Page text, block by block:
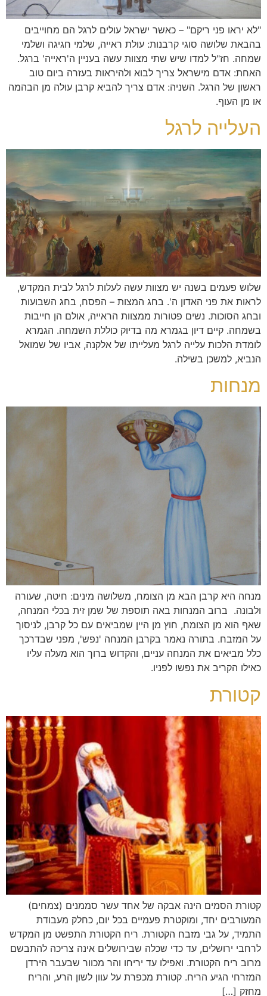
"לא יראו פני ריקם" – כאשר ישראל עולים לרגל הם מחוייבים
בהבאת שלושה סוגי קרבנות: עולת ראייה, שלמי חגיגה ושלמי
שמחה. חז"ל למדו שיש שתי מצוות עשה בעניין ה'ראייה' ברגל.
האחת: אדם מישראל צריך לבוא ולהיראות בעזרה ביום טוב
ראשון של הרגל. השניה: אדם צריך להביא קרבן עולה מן הבהמה
או מן העוף.
העלייה לרגל
שלוש פעמים בשנה יש מצוות עשה לעלות לרגל לבית המקדש,
לראות את פני האדון ה'. בחג המצות – הפסח, בחג השבועות
ובחג הסוכות. נשים פטורות ממצוות הראייה, אולם הן חייבות
בשמחה. קיים דיון בגמרא מה בדיוק כוללת השמחה. הגמרא
לומדת הלכות עלייה לרגל מעלייתו של אלקנה, אביו של שמואל
הנביא, למשכן בשילה.
מנחות
מנחה היא קרבן הבא מן הצומח, משלושה מינים: חיטה, שעורה
ולבונה. ברוב המנחות באה תוספת של שמן זית בכלי המנחה,
שאף הוא מן הצומח, חוץ מן היין שמביאים עם כל קרבן, לניסוך
על המזבח. בתורה נאמר בקרבן המנחה 'נפש', מפני שבדרכך
כלל מביאים את המנחה עניים, והקדוש ברוך הוא מעלה עליו
כאילו הקריב את נפשו לפניו.
קטורת
קטורת הסמים הינה אבקה של אחד עשר סממנים (צמחים)
המעורבים יחד, ומוקטרת פעמיים בכל יום, כחלק מעבודת
התמיד, על גבי מזבח הקטורת. ריח הקטורת התפשט מן המקדש
לרחבי ירושלים, עד כדי שכלה שבירושלים אינה צריכה להתבשם
מרוב ריח הקטורת. ואפילו עד יריחו והר מכוור שבעבר הירדן
המזרחי הגיע הריח. קטורת מכפרת על עוון לשון הרע, והריח
מחזק […]